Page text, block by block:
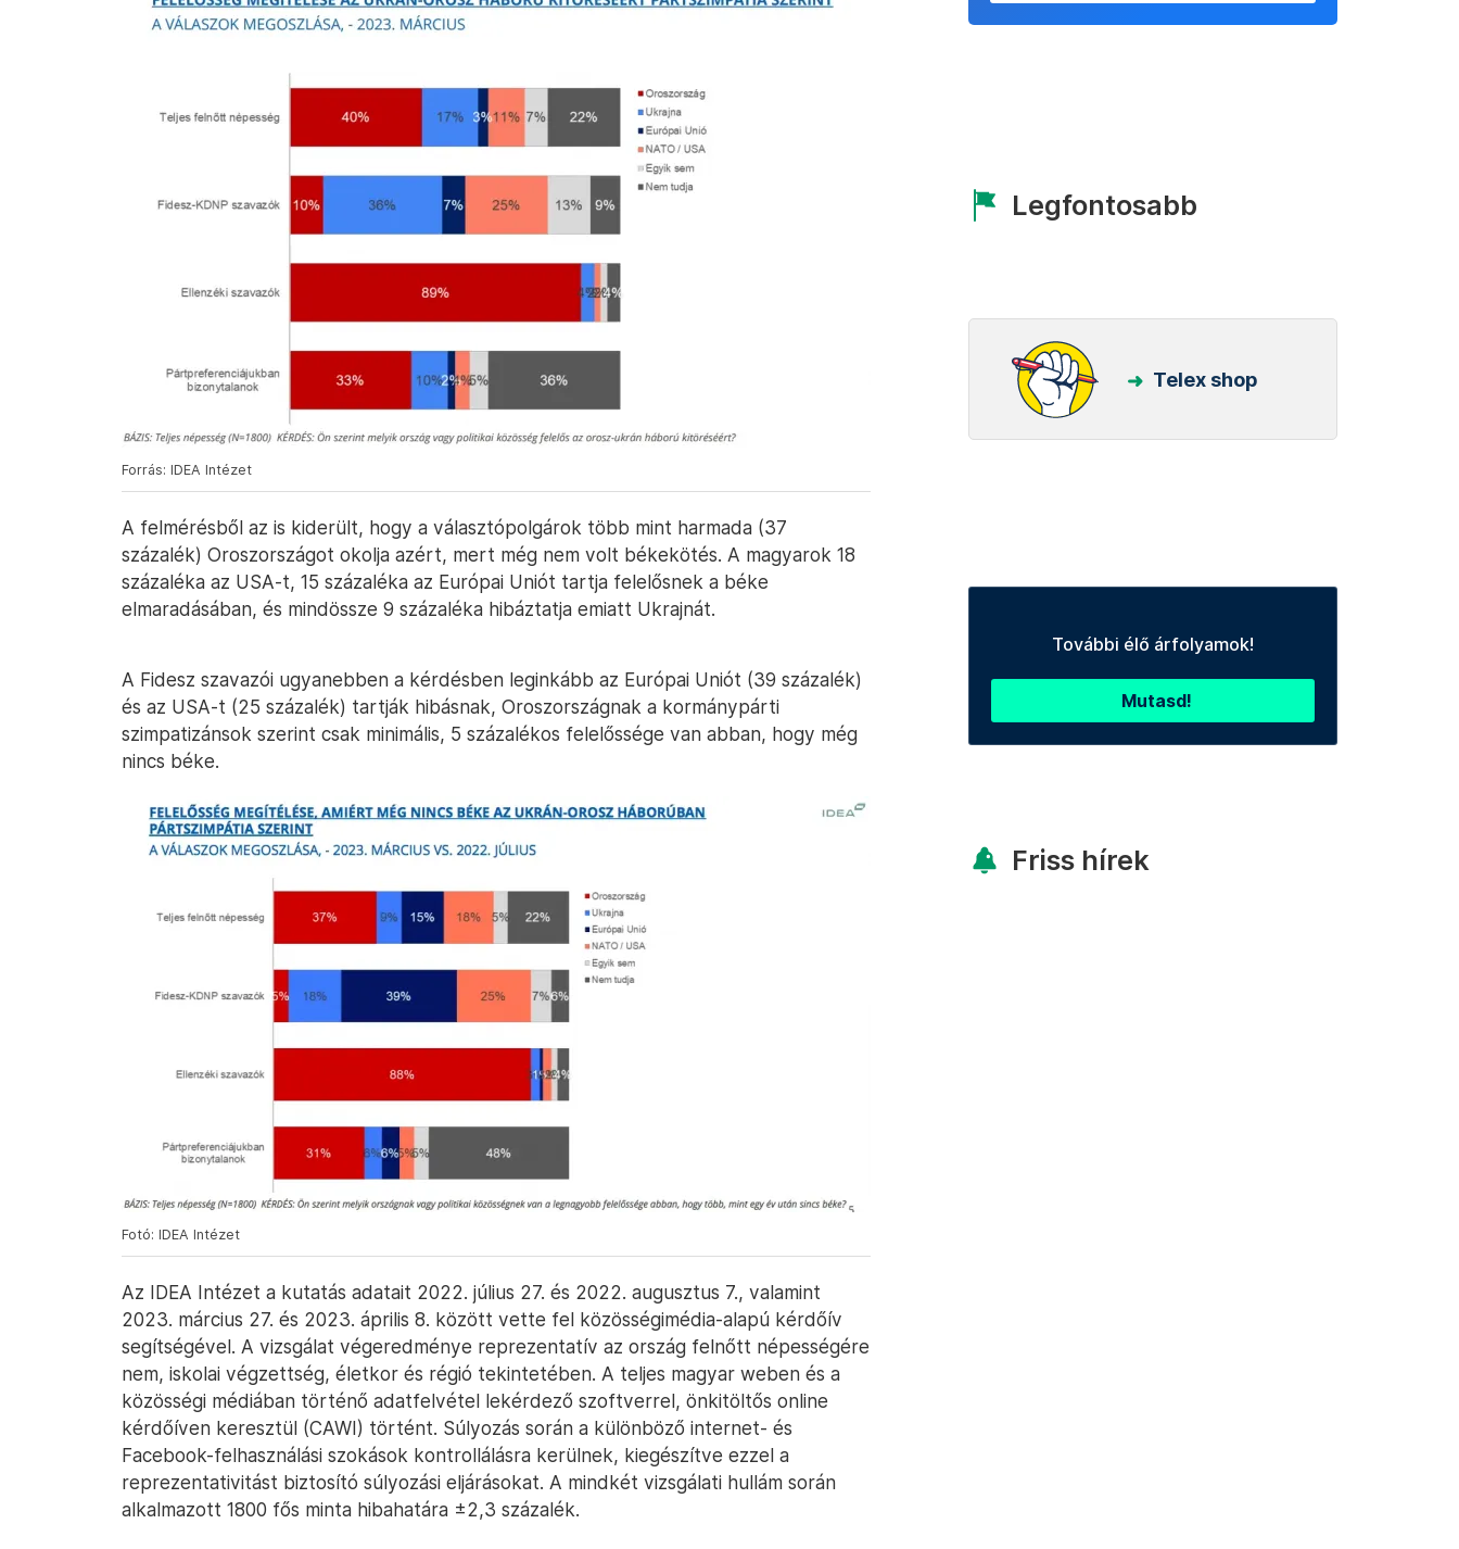
Forrás: IDEA Intézet
A felmérésből az is kiderült, hogy a választópolgárok több mint harmada (37
százalék) Oroszországot okolja azért, mert még nem volt békekötés. A magyarok 18
százaléka az USA-t, 15 százaléka az Európai Uniót tartja felelősnek a béke
elmaradásában, és mindössze 9 százaléka hibáztatja emiatt Ukrajnát.
A Fidesz szavazói ugyanebben a kérdésben leginkább az Európai Uniót (39 százalék)
és az USA-t (25 százalék) tartják hibásnak, Oroszországnak a kormánypárti
szimpatizánsok szerint csak minimális, 5 százalékos felelőssége van abban, hogy még
nincs béke.
Fotó: IDEA Intézet
Az IDEA Intézet a kutatás adatait 2022. július 27. és 2022. augusztus 7., valamint
2023. március 27. és 2023. április 8. között vette fel közösségimédia-alapú kérdőív
segítségével. A vizsgálat végeredménye reprezentatív az ország felnőtt népességére
nem, iskolai végzettség, életkor és régió tekintetében. A teljes magyar weben és a
közösségi médiában történő adatfelvétel lekérdező szoftverrel, önkitöltős online
kérdőíven keresztül (CAWI) történt. Súlyozás során a különböző internet- és
Facebook-felhasználási szokások kontrollálásra kerülnek, kiegészítve ezzel a
reprezentativitást biztosító súlyozási eljárásokat. A mindkét vizsgálati hullám során
alkalmazott 1800 fős minta hibahatára ±2,3 százalék.
Legfontosabb
Telex shop
További élő árfolyamok!
Mutasd!
Friss hírek